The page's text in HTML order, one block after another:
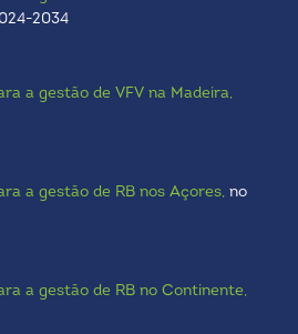
2034
a gestão de VFV na Madeira,
a gestão de RB nos Açores, no
a gestão de RB no Continente,